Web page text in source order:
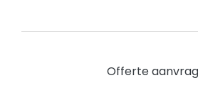
Offerte